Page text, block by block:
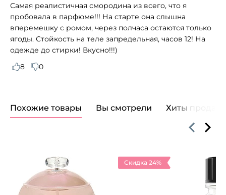
Самая реалистичная смородина из всего, что я
пробовала в парфюме!!! На старте она слышна
вперемешку с ромом, через полчаса остаются только
ягоды. Стойкость на теле запредельная, часов 12! На
одежде до стирки! Вкусно!!!)
8
0
Похожие товары Вы смотрели Хиты продаж
Скидка 24%